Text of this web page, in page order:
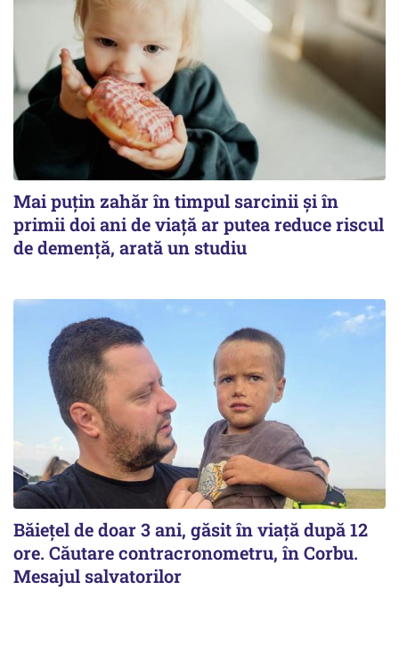
Mai puțin zahăr în timpul sarcinii și în
primii doi ani de viață ar putea reduce riscul
de demență, arată un studiu
Băiețel de doar 3 ani, găsit în viață după 12
ore. Căutare contracronometru, în Corbu.
Mesajul salvatorilor